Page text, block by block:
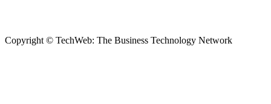
Copyright © TechWeb: The Business Technology Network